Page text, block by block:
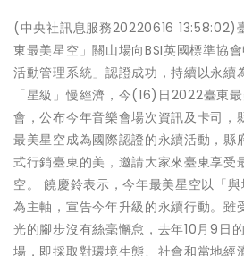
(中央社訊息服務20220616 13:58:02)
東最美星空」關山場向BSI英國標準協
活動管理系統」認證成功，持續以永續
「星級」慢經濟，今(16)日2022臺東
會，公布今年音樂會場次資訊及卡司，
最美星空成為國際認證的永續活動，縣
式行銷臺東的美，邀請大家來臺東享受
空。 饒慶鈴表示，今年最美星空以「
為主軸，宣告今年升級的永續行動。雖
光的腳步沒有絲毫懈怠，去年10月9日
場，即採取對環境生態、社會和當地經